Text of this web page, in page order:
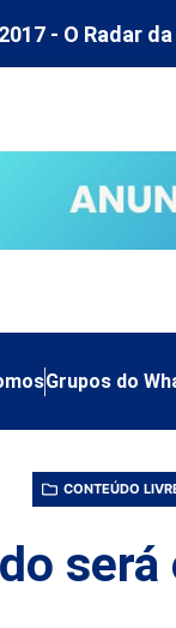
- O Radar
Grupos do
CONTEÚDO